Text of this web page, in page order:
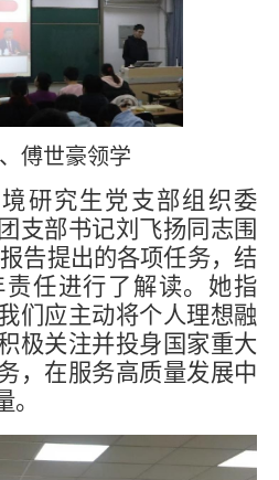
傅世豪领学
研究生党支部组织委
支部书记刘飞扬同志围
告提出的各项任务，结
任进行了解读。她指
们应主动将个人理想融
极关注并投身国家重大
，在服务高质量发展中